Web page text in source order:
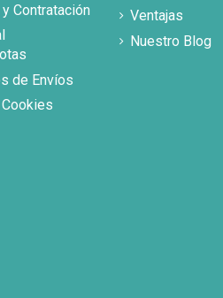
Contratación
de Envíos
Ventajas
Nuestro Blog